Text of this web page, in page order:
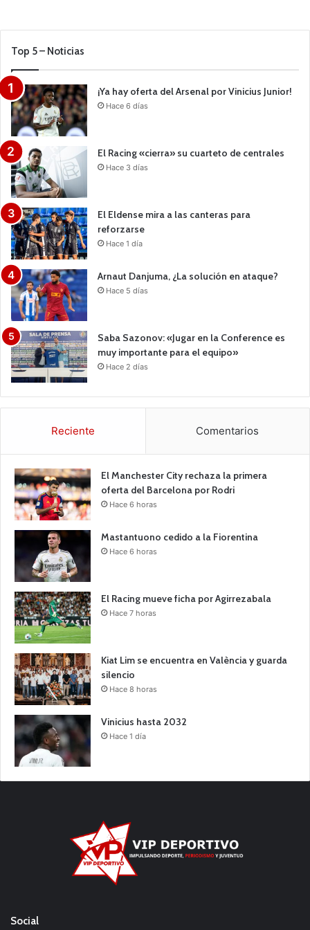
Top 5 – Noticias
¡Ya hay oferta del Arsenal por Vinicius Junior!
Hace 6 días
El Racing «cierra» su cuarteto de centrales
Hace 3 días
El Eldense mira a las canteras para
reforzarse
Hace 1 día
Arnaut Danjuma, ¿La solución en ataque?
Hace 5 días
Saba Sazonov: «Jugar en la Conference es
muy importante para el equipo»
Hace 2 días
Reciente Comentarios
El Manchester City rechaza la primera
oferta del Barcelona por Rodri
Hace 6 horas
Mastantuono cedido a la Fiorentina
Hace 6 horas
El Racing mueve ficha por Agirrezabala
Hace 7 horas
Kiat Lim se encuentra en València y guarda
silencio
Hace 8 horas
Vinicius hasta 2032
Hace 1 día
Social